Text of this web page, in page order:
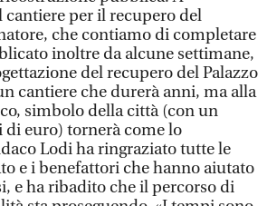
per il recupero del
che contiamo di completare
inoltre da alcune settimane,
del recupero del Palazzo
cantiere che durerà anni, ma alla
simbolo della città (con un
euro) tornerà come lo
Lodi ha ringraziato tutte le
e i benefattori che hanno aiutato
e ha ribadito che il percorso di